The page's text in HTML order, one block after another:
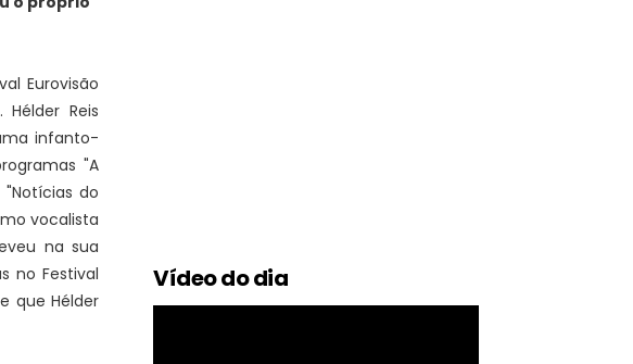
Eurovisão
Reis
infanto-
"A
do
vocalista
na sua
no Festival
que Hélder
Vídeo do dia